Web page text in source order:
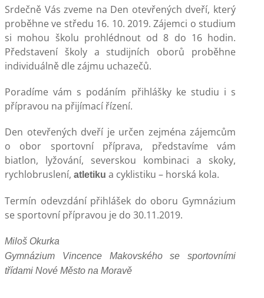
Srdečně Vás zveme na Den otevřených dveří, který
proběhne ve středu 16. 10. 2019. Zájemci o studium
si mohou školu prohlédnout od 8 do 16 hodin.
Představení školy a studijních oborů proběhne
individuálně dle zájmu uchazečů.
Poradíme vám s podáním přihlášky ke studiu i s
přípravou na přijímací řízení.
Den otevřených dveří je určen zejména zájemcům
o obor sportovní příprava, představíme vám
biatlon, lyžování, severskou kombinaci a skoky,
rychlobruslení, atletiku a cyklistiku – horská kola.
Termín odevzdání přihlášek do oboru Gymnázium
se sportovní přípravou je do 30.11.2019.
Miloš Okurka
Gymnázium Vincence Makovského se sportovními
třídami Nové Město na Moravě